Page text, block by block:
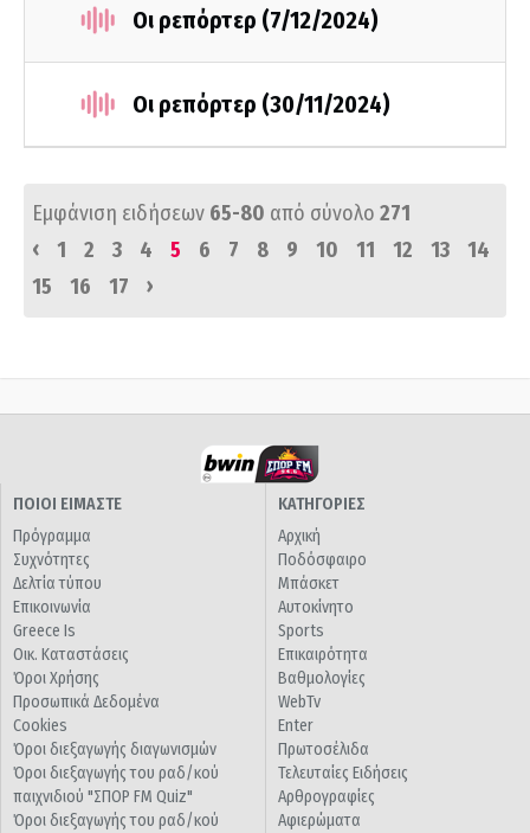
Οι ρεπόρτερ (7/12/2024)
Οι ρεπόρτερ (30/11/2024)
Εμφάνιση ειδήσεων 65-80 από σύνολο 271
‹
1 2 3 4 5 6 7 8 9 10 11 12 13
14
15
16 17 ›
ΠΟΙΟΙ ΕΙΜΑΣΤΕ
Πρόγραμμα
Συχνότητες
Δελτία τύπου
Επικοινωνία
Greece Is
Οικ. Καταστάσεις
Όροι Χρήσης
Προσωπικά Δεδομένα
Cookies
Όροι διεξαγωγής διαγωνισμών
Όροι διεξαγωγής του ραδ/κού
παιχνιδιού "ΣΠΟΡ FM Quiz"
Όροι διεξαγωγής του ραδ/κού
ΚΑΤΗΓΟΡΙΕΣ
Αρχική
Ποδόσφαιρο
Μπάσκετ
Αυτοκίνητο
Sports
Επικαιρότητα
Βαθμολογίες
WebTv
Enter
Πρωτοσέλιδα
Τελευταίες Ειδήσεις
Αρθρογραφίες
Αφιερώματα